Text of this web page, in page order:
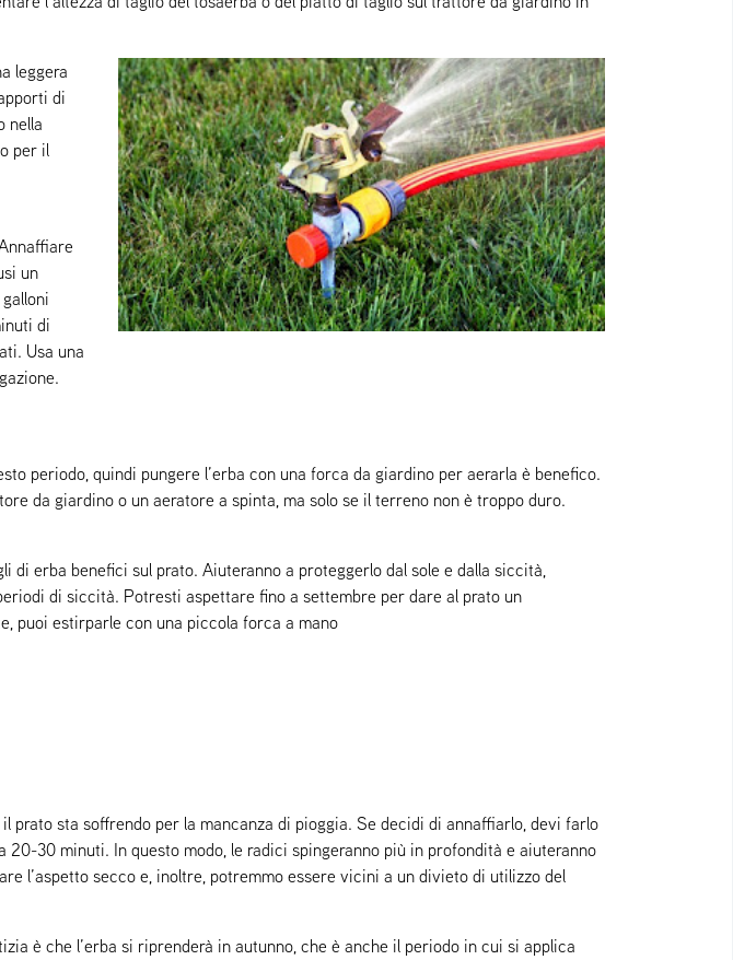
leggera
di
nella
per il
un
di
Usa una
periodo, quindi pungere l’erba con una forca da giardino per aerarla è benefico.
da giardino o un aeratore a spinta, ma solo se il terreno non è troppo duro.
erba benefici sul prato. Aiuteranno a proteggerlo dal sole e dalla siccità,
di siccità. Potresti aspettare fino a settembre per dare al prato un
puoi estirparle con una piccola forca a mano
prato sta soffrendo per la mancanza di pioggia. Se decidi di annaffiarlo, devi farlo
30 minuti. In questo modo, le radici spingeranno più in profondità e aiuteranno
l’aspetto secco e, inoltre, potremmo essere vicini a un divieto di utilizzo del
è che l’erba si riprenderà in autunno, che è anche il periodo in cui si applica